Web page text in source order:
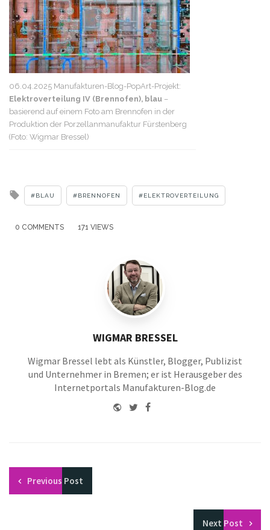
06.04.2025 Manufakturen-Blog-PopArt-Projekt:
Elektroverteilung IV (Brennofen), blau –
basierend auf einem Foto am Brennofen in der
Produktion der Porzellanmanufaktur Fürstenberg
(Foto: Wigmar Bressel)
Tagged
BLAU BRENNOFEN ELEKTROVERTEILUNG
0 COMMENTS 171 VIEWS
WIGMAR BRESSEL
Wigmar Bressel lebt als Künstler, Blogger, Publizist
und Unternehmer in Bremen; er ist Herausgeber des
Internetportals Manufakturen-Blog.de
WebsiteTwitterFacebook
Previous Post
Next Post